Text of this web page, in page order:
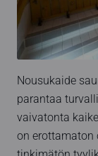
Nousukaide
parantaa
vaivatonta
on erottamaton